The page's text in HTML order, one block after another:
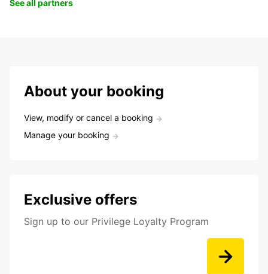
See all partners
About your booking
View, modify or cancel a booking
Manage your booking
Exclusive offers
Sign up to our Privilege Loyalty Program